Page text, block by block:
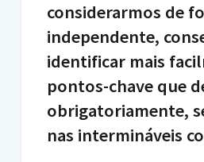
considerarmos de
independente,
identificar mais
pontos-chave que
obrigatoriamente,
nas intermináveis